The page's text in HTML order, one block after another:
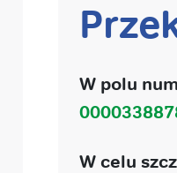
W polu
W celu